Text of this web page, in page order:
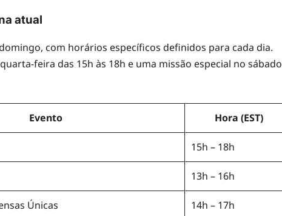
atual
com horários específicos definidos para cada dia.
feira das 15h às 18h e uma missão especial no sábado
Evento Hora (EST)
15h – 18h
13h – 16h
Únicas 14h – 17h